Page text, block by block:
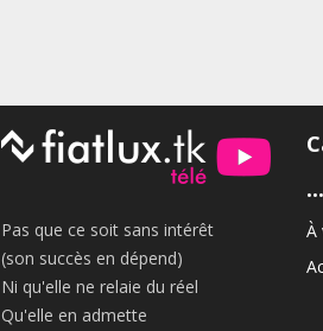
Pas que ce soit sans intérêt
(son succès en dépend)
Ni qu'elle ne relaie du réel
Qu'elle en admette
•••
À